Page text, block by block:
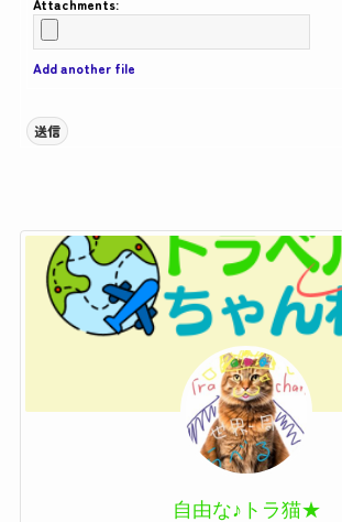
Attachments:
Add another file
送信
自由な♪トラ猫★